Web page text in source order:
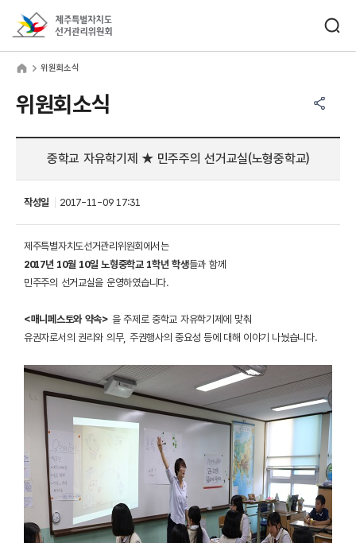
위원회소식
위원회소식
중학교 자유학기제 ★ 민주주의 선거교실(노형중학교)
작성일 2017-11-09 17:31
제주특별자치도선거관리위원회에서는
2017년 10월 10일 노형중학교 1학년 학생들과 함께
민주주의 선거교실을 운영하였습니다.
<매니페스토와 약속> 을 주제로 중학교 자유학기제에 맞춰
유권자로서의 권리와 의무, 주권행사의 중요성 등에 대해 이야기 나눴습니다.